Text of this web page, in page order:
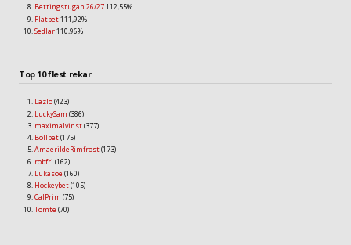
Bettingstugan 26/27112,55%
Flatbet111,92%
Sedlar110,96%
Top 10 flest rekar
Lazlo(423)
LuckySam (386)
maximalvinst(377)
Bollbet(175)
AmaerildeRimfrost(173)
robfri (162)
Lukasoe (160)
Hockeybet(105)
CalPrim (75)
Tomte (70)